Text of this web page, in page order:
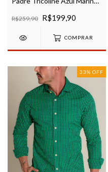
R$259,90 R$199,90
COMPRAR
33% OFF